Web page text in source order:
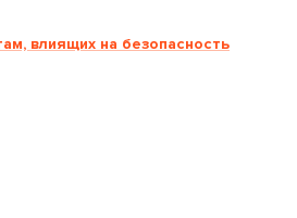
влиящих на безопасность